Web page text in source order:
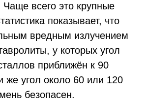
Чаще всего это крупные
показывает, что
вредным излучением
у которых угол
приближён к 90
же угол около 60 или 120
безопасен.